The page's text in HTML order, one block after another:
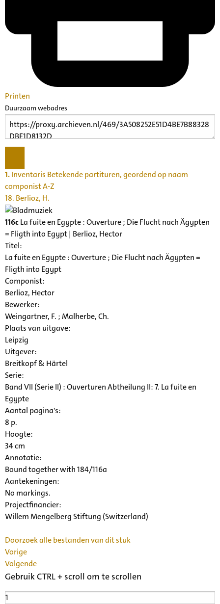
Printen
Duurzaam webadres
1.Inventaris Betekende partituren, geordend op naam
componist A-Z
18. Berlioz, H.
116cLa fuite en Egypte : Ouverture ; Die Flucht nach Ägypten
= Fligth into Egypt | Berlioz, Hector
Titel:
La fuite en Egypte : Ouverture ; Die Flucht nach Ägypten =
Fligth into Egypt
Componist:
Berlioz, Hector
Bewerker:
Weingartner, F. ; Malherbe, Ch.
Plaats van uitgave:
Leipzig
Uitgever:
Breitkopf & Härtel
Serie:
Band VII (Serie II) : Ouverturen Abtheilung II: 7. La fuite en
Egypte
Aantal pagina's:
8 p.
Hoogte:
34 cm
Annotatie:
Bound together with 184/116a
Aantekeningen:
No markings.
Projectfinancier:
Willem Mengelberg Stiftung (Switzerland)
Doorzoek alle bestanden van dit stuk
Vorige
Volgende
Gebruik CTRL + scroll om te scrollen